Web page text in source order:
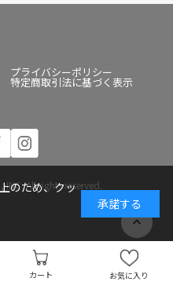
カート お気に入り
プライバシーポリシー
特定商取引法に基づく表示
All rights reserved.
のため、クッ
承諾する